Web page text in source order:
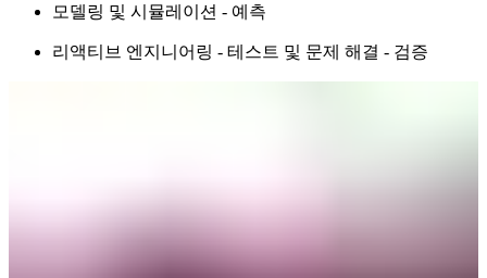
모델링 및 시뮬레이션 - 예측
리액티브 엔지니어링 - 테스트 및 문제 해결 - 검증